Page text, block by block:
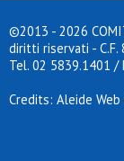
©2013 - 2026
diritti riservati - C.F.
Tel. 02 5839.1401 /
Credits: Aleide